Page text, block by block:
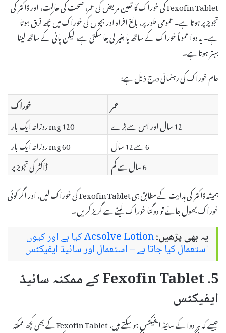
Fexofin Tablet کی خوراک کا تعین مریض کی عمر، صحت کی حالت، اور ڈاکٹر کی
تجویز پر ہوتا ہے۔ عمومی طور پر، بالغ افراد اور بچوں کی خوراک میں کچھ فرق ہوتا
ہے۔ یہ دوا عموماً خوراک کے ساتھ یا بغیر لی جا سکتی ہے، لیکن پانی کے ساتھ لینا
بہتر ہوتا ہے۔
عام خوراک کی رہنمائی درج ذیل ہے:
عمر
خوراک
12 سال اور اس سے بڑے
120 mg روزانہ ایک بار
6 سے 12 سال
60 mg روزانہ ایک بار
6 سال سے کم
ڈاکٹر کی تجویز پر
ہمیشہ ڈاکٹر کی ہدایت کے مطابق ہی Fexofin Tablet کی خوراک لیں، اور اگر کوئی
خوراک بھول جائے تو دوگنا خوراک لینے سے گریز کریں۔
یہ بھی پڑھیں: Acsolve Lotion کیا ہے اور کیوں
استعمال کیا جاتا ہے – استعمال اور سائیڈ ایفیکٹس
5. Fexofin Tablet کے ممکنہ سائیڈ
ایفیکٹس
جیسے کہ ہر دوا کے سائیڈ ایفیکٹس ہو سکتے ہیں، Fexofin Tablet کے بھی کچھ ممکنہ